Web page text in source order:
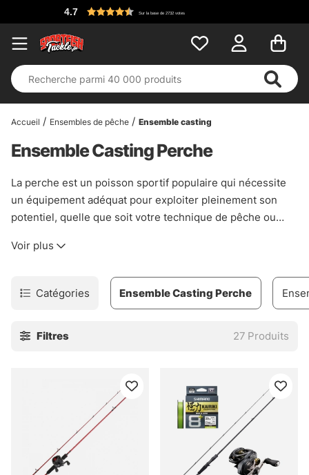
4.7 Sur la base de 2732 votes
Accueil Ensembles de pêche Ensemble casting
Ensemble Casting Perche
La perche est un poisson sportif populaire qui nécessite
un équipement adéquat pour exploiter pleinement son
potentiel, quelle que soit votre technique de pêche ou
été soigneusement sélectionnée pour répondre à divers
techniques aux options abordables pour les débutants.
Que vous préfériez utiliser des cuillères, des leurres
votre technique et à votre budget. Explorez notre
Voir plus
Catégories Ensemble Casting Perche
Filtres 27 Produits